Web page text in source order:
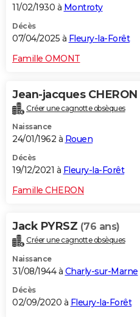
11/02/1930 à Montroty
Décès
07/04/2025 à Fleury-la-Forêt
Famille OMONT
Jean-jacques CHERON
Créer une cagnotte obsèques
Naissance
24/01/1962 à Rouen
Décès
19/12/2021 à Fleury-la-Forêt
Famille CHERON
Jack PYRSZ (76 ans)
Créer une cagnotte obsèques
Naissance
31/08/1944 à Charly-sur-Marne
Décès
02/09/2020 à Fleury-la-Forêt